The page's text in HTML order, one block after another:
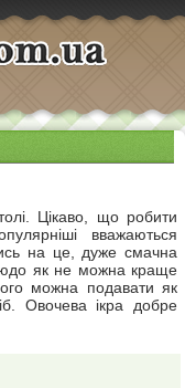
Цікаво, що робити
вважаються
на це, дуже смачна
як не можна краще
можна подавати як
Овочева ікра добре